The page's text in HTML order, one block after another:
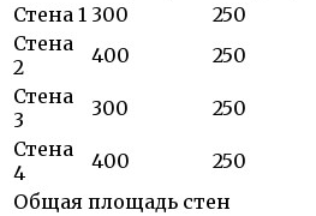
Стена 1 300 250
Стена
2
400 250
Стена
3
300 250
Стена
4
400 250
Общая площадь стен